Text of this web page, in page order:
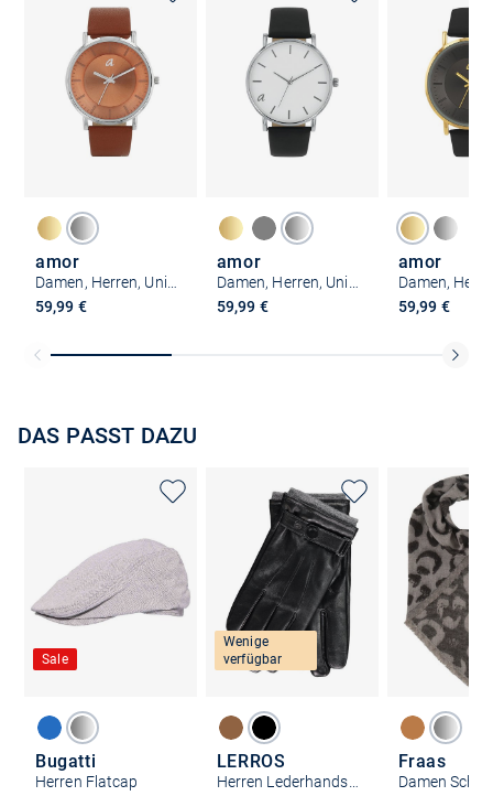
amor
59,99 €
amor
59,99 €
amor
59,99 €
DAS PASST DAZU
Sale
Bugatti
Herren Flatcap
Wenige
verfügbar
LERROS Fraas
Damen Schal